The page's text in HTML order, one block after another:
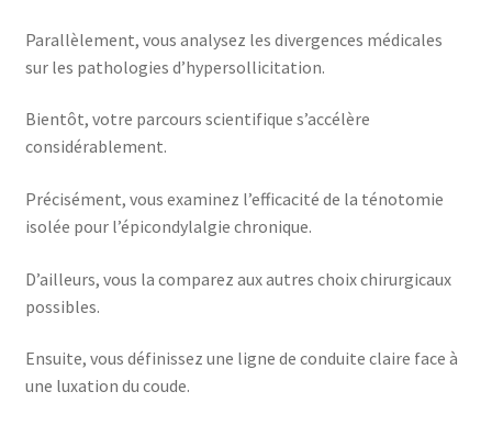
Parallèlement, vous analysez les divergences médicales
sur les pathologies d’hypersollicitation.
Bientôt, votre parcours scientifique s’accélère
considérablement.
Précisément, vous examinez l’efficacité de la ténotomie
isolée pour l’épicondylalgie chronique.
D’ailleurs, vous la comparez aux autres choix chirurgicaux
possibles.
Ensuite, vous définissez une ligne de conduite claire face à
une luxation du coude.